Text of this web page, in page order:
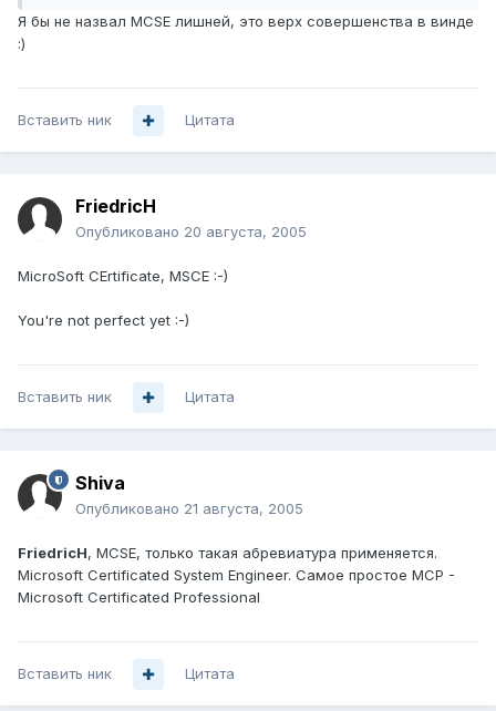
Я бы не назвал MCSE лишней, это верх совершенства в винде
:)
Вставить ник Цитата
FriedricH
Опубликовано 20 августа, 2005
MicroSoft CErtificate, MSCE :-)
You're not perfect yet :-)
Вставить ник Цитата
Shiva
Опубликовано 21 августа, 2005
FriedricH, MCSE, только такая абревиатура применяется.
Microsoft Certificated System Engineer. Самое простое MCP -
Microsoft Certificated Professional
Вставить ник Цитата